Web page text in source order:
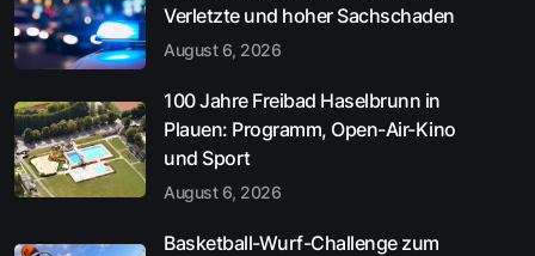
Verletzte und hoher Sachschaden
August 6, 2026
100 Jahre Freibad Haselbrunn in
Plauen: Programm, Open-Air-Kino
und Sport
August 6, 2026
Basketball-Wurf-Challenge zum